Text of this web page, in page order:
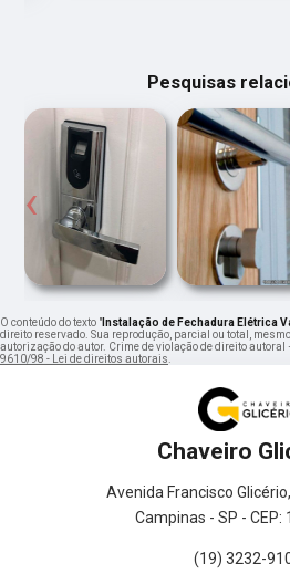
Pesquisas
‹
O conteúdo do texto " Instalação de Fechadura Elétrica
direito reservado. Sua reprodução, parcial ou total,
autorização do autor. Crime de violação de direito autoral
9610/98 - Lei de direitos autorais
Chaveiro
Avenida Francisco
Campinas - SP - CEP:
(19) 3232-